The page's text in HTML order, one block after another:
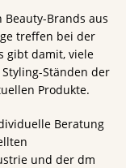
Brands aus
treffen bei der
gibt damit, viele
Ständen der
Produkte.
Beratung
und der dm